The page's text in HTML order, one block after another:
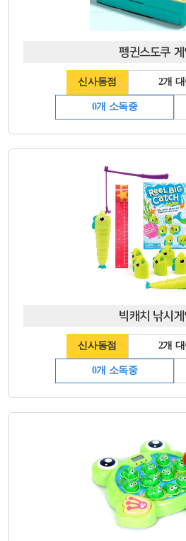
펭귄스도쿠 게
신사동점 2개
0개 소독중
빅캐치 낚시게
신사동점 2개
0개 소독중